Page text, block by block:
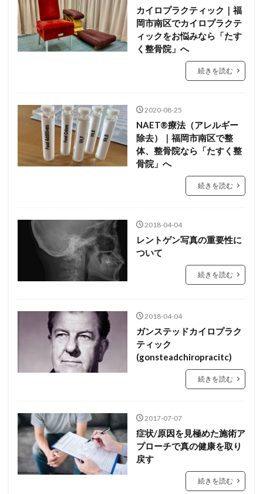
カイロプラクティック｜福
岡市南区でカイロプラクテ
ィックをお悩みなら「たす
く整骨院」へ
続きを読む
2020-08-25
NAET®療法（アレルギー
除去）｜福岡市南区で整
体、整骨院なら「たすく整
骨院」へ
続きを読む
2018-04-04
レントゲン写真の重要性に
ついて
続きを読む
2018-04-04
ガンステッドカイロプラク
ティック
(gonsteadchiropracitc)
続きを読む
2017-07-07
症状/原因を見極めた施術ア
プローチで真の健康を取り
戻す
続きを読む